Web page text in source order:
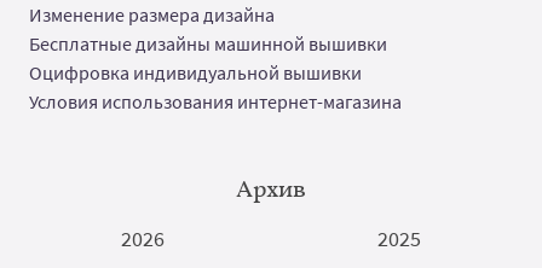
Изменение размера дизайна
Бесплатные дизайны машинной вышивки
Оцифровка индивидуальной вышивки
Условия использования интернет-магазина
Архив
2026
2025